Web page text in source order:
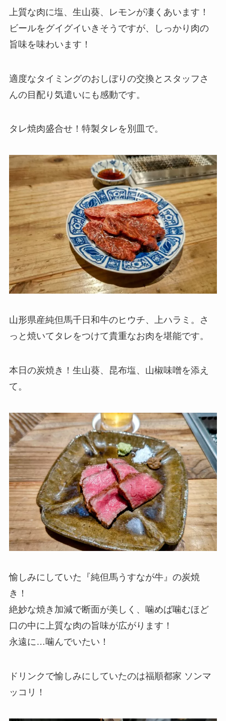
上質な肉に塩、生山葵、レモンが凄くあいます！
ビールをグイグイいきそうですが、しっかり肉の
旨味を味わいます！
適度なタイミングのおしぼりの交換とスタッフさ
んの目配り気遣いにも感動です。
タレ焼肉盛合せ！特製タレを別皿で。
山形県産純但馬千日和牛のヒウチ、上ハラミ。さ
っと焼いてタレをつけて貴重なお肉を堪能です。
本日の炭焼き！生山葵、昆布塩、山椒味噌を添え
て。
愉しみにしていた『純但馬うすなが牛』の炭焼
き！
絶妙な焼き加減で断面が美しく、噛めば噛むほど
口の中に上質な肉の旨味が広がります！
永遠に…噛んでいたい！
ドリンクで愉しみにしていたのは福順都家 ソンマ
ッコリ！